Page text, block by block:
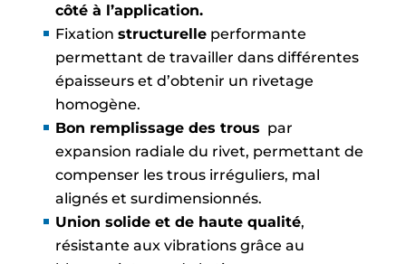
côté à l’application.
Fixation structurelleperformante
permettant de travailler dans différentes
épaisseurs et d’obtenir un rivetage
homogène.
Bon remplissage des trous par
expansion radiale du rivet, permettant de
compenser les trous irréguliers, mal
alignés et surdimensionnés.
Union solide et de haute qualité,
résistante aux vibrations grâce au